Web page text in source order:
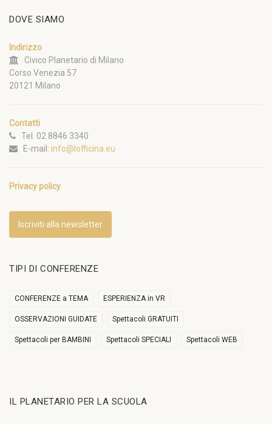
DOVE SIAMO
Indirizzo
Civico Planetario di Milano
Corso Venezia 57
20121 Milano
Contatti
Tel. 02 8846 3340
E-mail: info@lofficina.eu
Privacy policy
Iscriviti alla newsletter
TIPI DI CONFERENZE
CONFERENZE a TEMA ESPERIENZA in VR
OSSERVAZIONI GUIDATE Spettacoli GRATUITI
Spettacoli per BAMBINI Spettacoli SPECIALI Spettacoli WEB
IL PLANETARIO PER LA SCUOLA